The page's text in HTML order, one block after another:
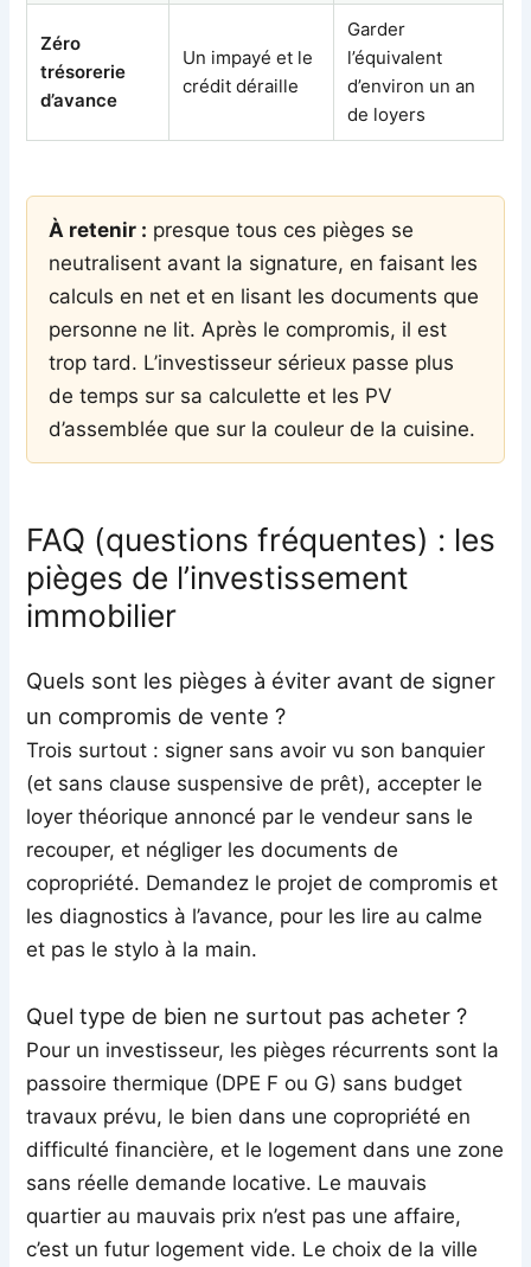
Zéro
trésorerie
d’avance
Un impayé et le
crédit déraille
Garder
l’équivalent
d’environ un an
de loyers
À retenir : presque tous ces pièges se
neutralisent avant la signature, en faisant les
calculs en net et en lisant les documents que
personne ne lit. Après le compromis, il est
trop tard. L’investisseur sérieux passe plus
de temps sur sa calculette et les PV
d’assemblée que sur la couleur de la cuisine.
FAQ (questions fréquentes) : les
pièges de l’investissement
immobilier
Quels sont les pièges à éviter avant de signer
un compromis de vente ?
Trois surtout : signer sans avoir vu son banquier
(et sans clause suspensive de prêt), accepter le
loyer théorique annoncé par le vendeur sans le
recouper, et négliger les documents de
copropriété. Demandez le projet de compromis et
les diagnostics à l’avance, pour les lire au calme
et pas le stylo à la main.
Quel type de bien ne surtout pas acheter ?
Pour un investisseur, les pièges récurrents sont la
passoire thermique (DPE F ou G) sans budget
travaux prévu, le bien dans une copropriété en
difficulté financière, et le logement dans une zone
sans réelle demande locative. Le mauvais
quartier au mauvais prix n’est pas une affaire,
c’est un futur logement vide. Le choix de la ville